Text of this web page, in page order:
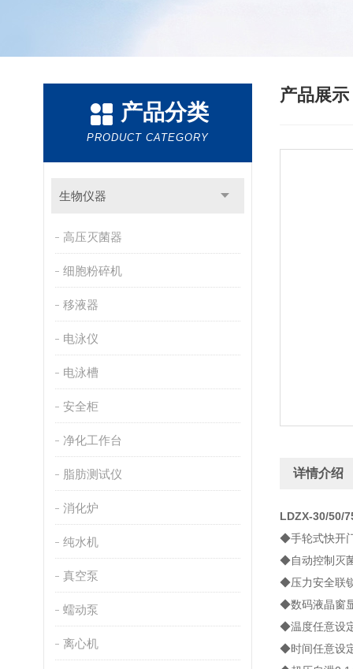
产品分类
PRODUCT CATEGORY
生物仪器
高压灭菌器
细胞粉碎机
移液器
电泳仪
电泳槽
安全柜
净化工作台
脂肪测试仪
消化炉
纯水机
真空泵
蠕动泵
离心机
产品展示
详情介绍
LDZX-30/50/
◆手轮式快开
◆自动控制灭
◆压力安全联
◆数码液晶窗
◆温度任意设
◆时间任意设